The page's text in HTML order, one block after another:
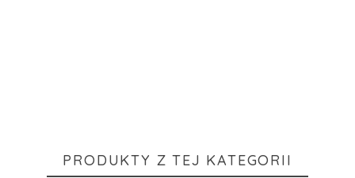
PRODUKTY Z TEJ KATEGORII